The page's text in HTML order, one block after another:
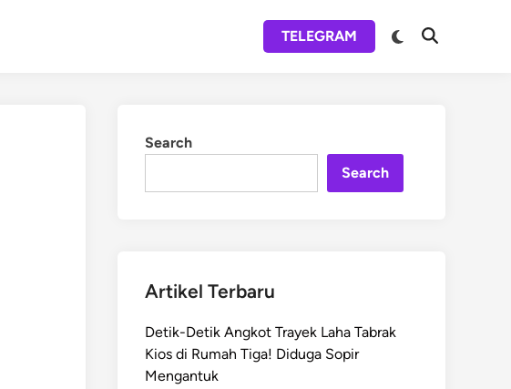
TELEGRAM
Switch
Open
Search
Search
Artikel Terbaru
Detik-Detik Angkot Trayek Laha Tabrak
Kios di Rumah Tiga! Diduga Sopir
Mengantuk